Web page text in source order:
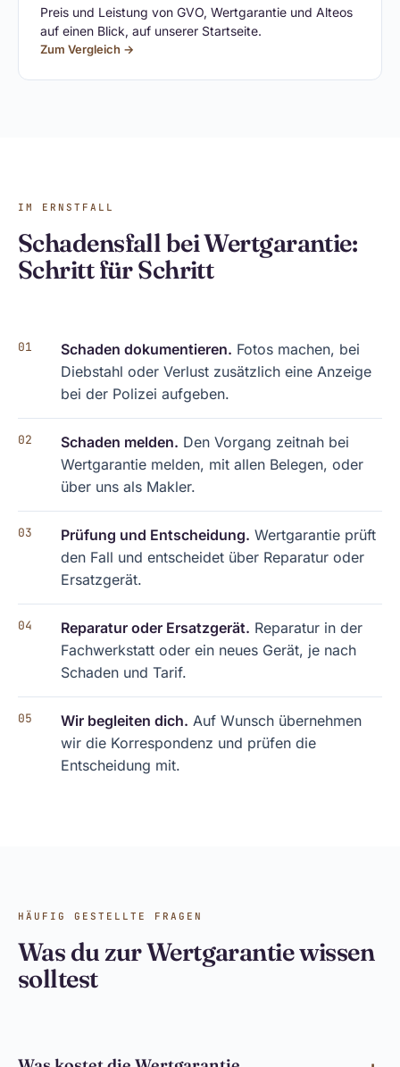
Preis und Leistung von GVO, Wertgarantie und Alteos
auf einen Blick, auf unserer Startseite.
Zum Vergleich →
IM ERNSTFALL
Schadensfall bei Wertgarantie:
Schritt für Schritt
Schaden dokumentieren. Fotos machen, bei
Diebstahl oder Verlust zusätzlich eine Anzeige
bei der Polizei aufgeben.
Schaden melden. Den Vorgang zeitnah bei
Wertgarantie melden, mit allen Belegen, oder
über uns als Makler.
Prüfung und Entscheidung. Wertgarantie prüft
den Fall und entscheidet über Reparatur oder
Ersatzgerät.
Reparatur oder Ersatzgerät. Reparatur in der
Fachwerkstatt oder ein neues Gerät, je nach
Schaden und Tarif.
Wir begleiten dich. Auf Wunsch übernehmen
wir die Korrespondenz und prüfen die
Entscheidung mit.
HÄUFIG GESTELLTE FRAGEN
Was du zur Wertgarantie wissen
solltest